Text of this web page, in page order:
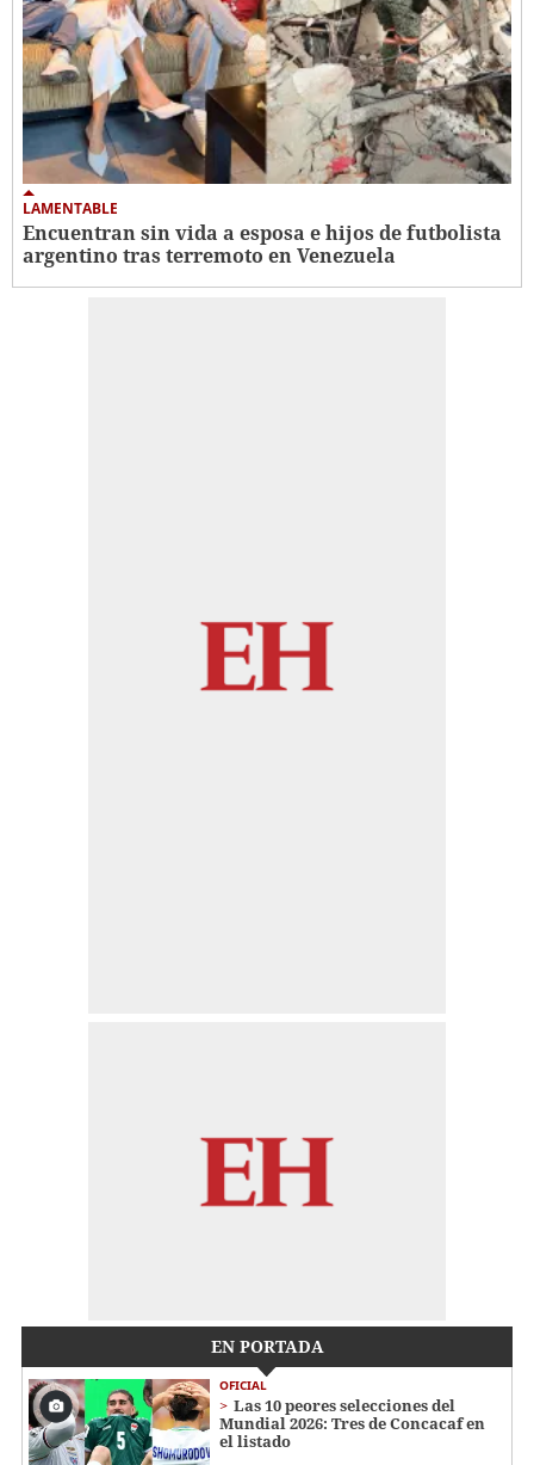
LAMENTABLE
Encuentran sin vida a esposa e hijos de futbolista
argentino tras terremoto en Venezuela
EN PORTADA
OFICIAL
Las 10 peores selecciones del
Mundial 2026: Tres de Concacaf en
el listado